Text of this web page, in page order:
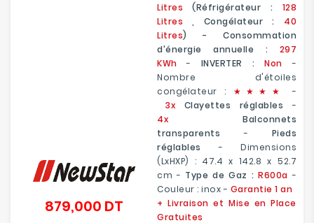
Litres (Réfrigérateur : 128
Litres , Congélateur :
40
Litres) - Consommation
d'énergie annuelle : 297
KWh- INVERTER :Non-
Nombre d'étoiles
congélateur : ★ ★ ★★
-
3x Clayettes réglables -
4x
Balconnets
transparents - Pieds
réglables- Dimensions
(LxHXP) : 47.4 x 142.8 x 52.7
cm- Type de Gaz : R600a -
Couleur : inox - Garantie 1 an
+ Livraison et Mise en Place
Gratuites
879,000 DTPrix